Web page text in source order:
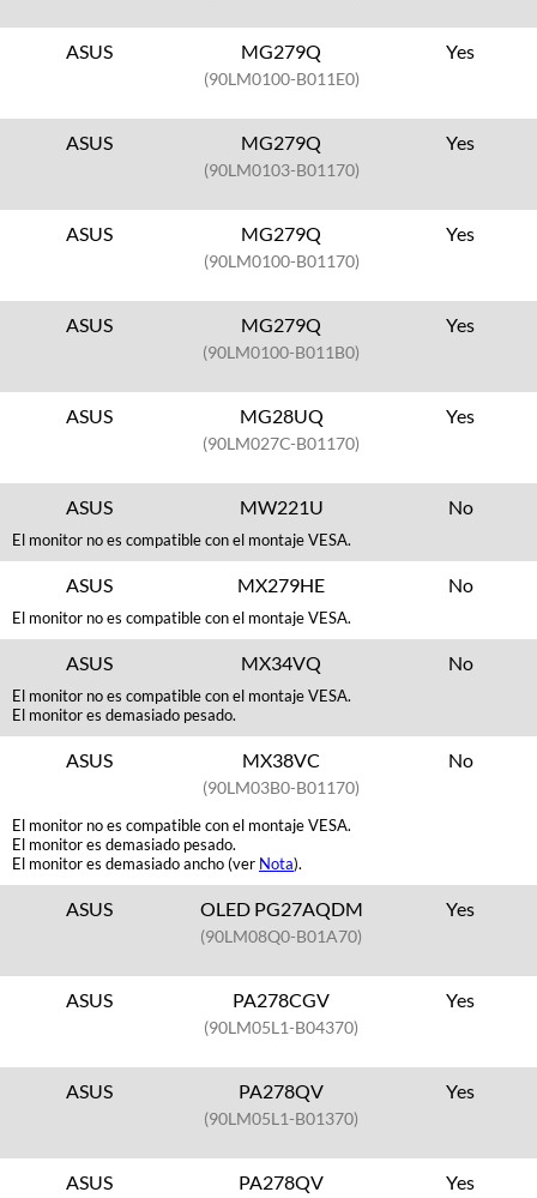
ASUS MG279Q
(90LM0100-B011E0)
Yes
ASUS MG279Q
(90LM0103-B01170)
Yes
ASUS MG279Q
(90LM0100-B01170)
Yes
ASUS MG279Q
(90LM0100-B011B0)
Yes
ASUS MG28UQ
(90LM027C-B01170)
Yes
ASUS MW221U No
El monitor no es compatible con el montaje VESA.
ASUS MX279HE No
El monitor no es compatible con el montaje VESA.
ASUS MX34VQ No
El monitor no es compatible con el montaje VESA.
El monitor es demasiado pesado.
ASUS MX38VC
(90LM03B0-B01170)
No
El monitor no es compatible con el montaje VESA.
El monitor es demasiado pesado.
El monitor es demasiado ancho (ver Nota).
ASUS OLED PG27AQDM
(90LM08Q0-B01A70)
Yes
ASUS PA278CGV
(90LM05L1-B04370)
Yes
ASUS PA278QV
(90LM05L1-B01370)
Yes
ASUS PA278QV Yes